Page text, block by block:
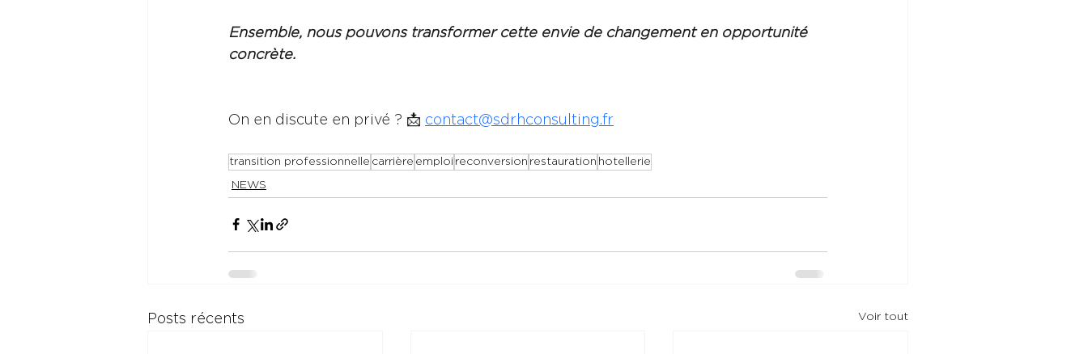
Ensemble, nous pouvons transformer cette envie de changement en opportunité
concrète.
On en discute en privé ? 📩 contact@sdrhconsulting.fr
transition professionnelle carrière emploi reconversion restauration hotellerie
NEWS
Posts récents Voir tout